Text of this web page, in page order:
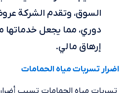
السوق، وتقدم الشركة
دوري، مما يجعل خدماتها
إرهاق مالي.
اضرار تسربات مياه الحمامات